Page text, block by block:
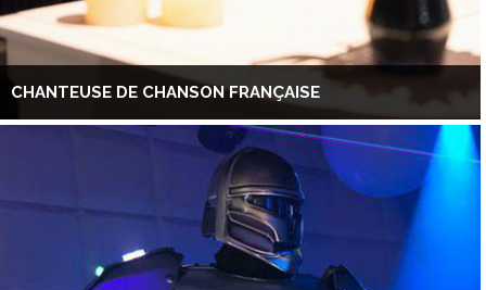
CHANTEUSE DE CHANSON FRANÇAISE